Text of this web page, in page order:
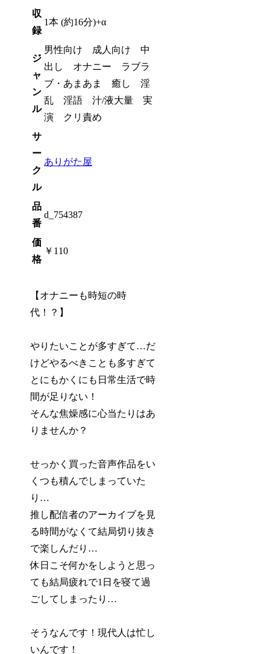
収
録
1本 (約16分)+α
ジ
ャ
ン
ル
男性向け 成人向け 中
出し オナニー ラブラ
ブ・あまあま 癒し 淫
乱 淫語 汁/液大量 実
演 クリ責め
サ
ー
ク
ル
ありがた屋
品
番
d_754387
価
格
￥110
【オナニーも時短の時
代！？】
やりたいことが多すぎて…だ
けどやるべきことも多すぎて
とにもかくにも日常生活で時
間が足りない！
そんな焦燥感に心当たりはあ
りませんか？
せっかく買った音声作品をい
くつも積んでしまっていた
り…
推し配信者のアーカイブを見
る時間がなくて結局切り抜き
で楽しんだり…
休日こそ何かをしようと思っ
ても結局疲れで1日を寝て過
ごしてしまったり…
そうなんです！現代人は忙し
いんです！